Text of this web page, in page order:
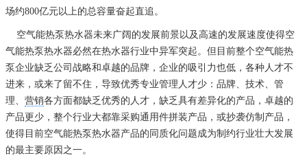
场约800亿元以上的总容量奋起直追。
空气能热泵热水器未来广阔的发展前景以及高速的发展速度使得空
气能热泵热水器必然在热水器行业中异军突起。但目前整个空气能热
泵企业缺乏公司战略和卓越的品牌，企业的吸引力也低，各种人才不
进来，或来了留不住，导致优秀专业管理人才少：品牌、技术、管
理、 营销各方面都缺乏优秀的人才，缺乏具有差异化的产品，卓越的
产品更少，整个行业大都靠采购通用件拼装产品，或抄袭仿制产品，
使得目前空气能热泵热水器产品的同质化问题成为制约行业壮大发展
的最主要原因之一。